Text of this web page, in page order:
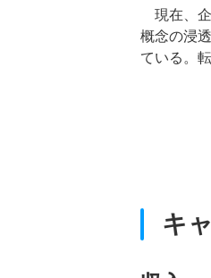
現在、企
概念の浸
ている。
キ